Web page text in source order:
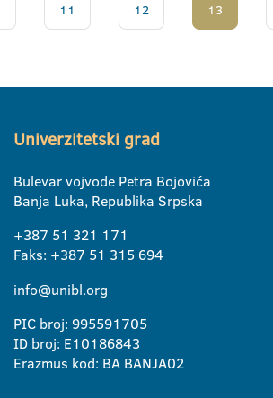
11 12 13
Univerzitetski grad
Bulevar vojvode Petra Bojovića
Banja Luka, Republika Srpska
+387 51 321 171
Faks: +387 51 315 694
info@unibl.org
PIC broj: 995591705
ID broj: E10186843
Erazmus kod: BA BANJA02